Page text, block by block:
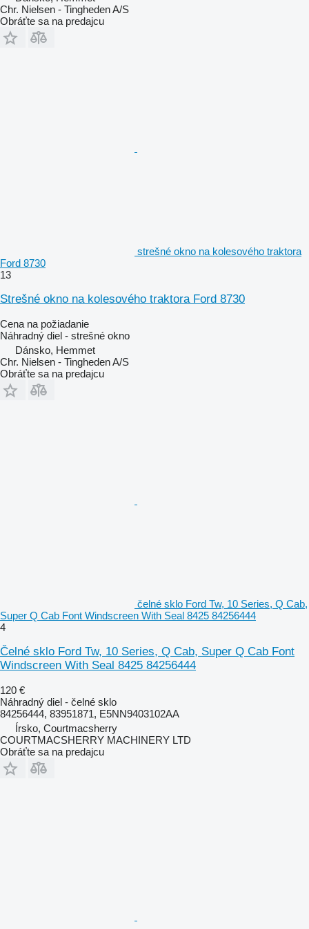
Chr. Nielsen - Tingheden A/S
Obráťte sa na predajcu
strešné okno na kolesového traktora
Ford 8730
13
Strešné okno na kolesového traktora Ford 8730
Cena na požiadanie
Náhradný diel - strešné okno
Dánsko, Hemmet
Chr. Nielsen - Tingheden A/S
Obráťte sa na predajcu
čelné sklo Ford Tw, 10 Series, Q Cab,
Super Q Cab Font Windscreen With Seal 8425 84256444
4
Čelné sklo Ford Tw, 10 Series, Q Cab, Super Q Cab Font
Windscreen With Seal 8425 84256444
120 €
Náhradný diel - čelné sklo
84256444, 83951871, E5NN9403102AA
Írsko, Courtmacsherry
COURTMACSHERRY MACHINERY LTD
Obráťte sa na predajcu